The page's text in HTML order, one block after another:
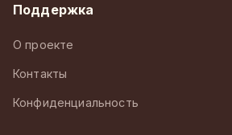
Поддержка
О проекте
Контакты
Конфиденциальность